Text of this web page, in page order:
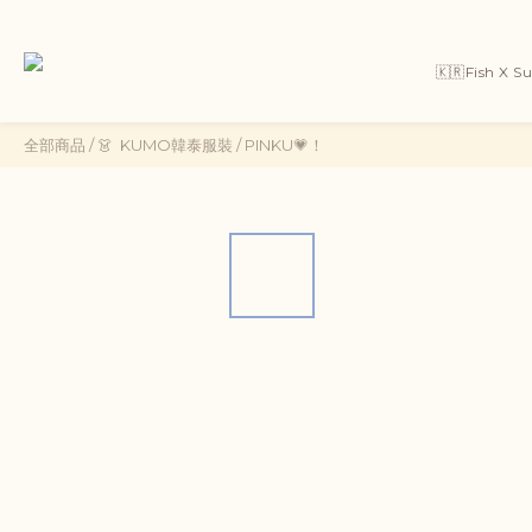
🇰🇷Fish X
全部商品 /👗 ㅤ ㅤKUMO韓泰服裝 /PINKU💗！